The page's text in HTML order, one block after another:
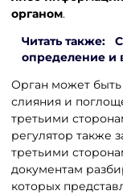
органом.
Читать также:
определение и
Орган может
слияния и
третьими
регулятор также
третьими
документам
которых